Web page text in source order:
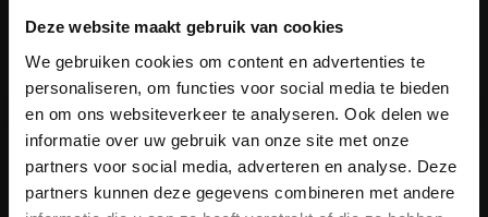
Deze website maakt gebruik van cookies
We gebruiken cookies om content en advertenties te
personaliseren, om functies voor social media te bieden
en om ons websiteverkeer te analyseren. Ook delen we
informatie over uw gebruik van onze site met onze
partners voor social media, adverteren en analyse. Deze
partners kunnen deze gegevens combineren met andere
Meer informatie
scherpe acties
Blijf op de hoogte van onze actuele aanbiedingen